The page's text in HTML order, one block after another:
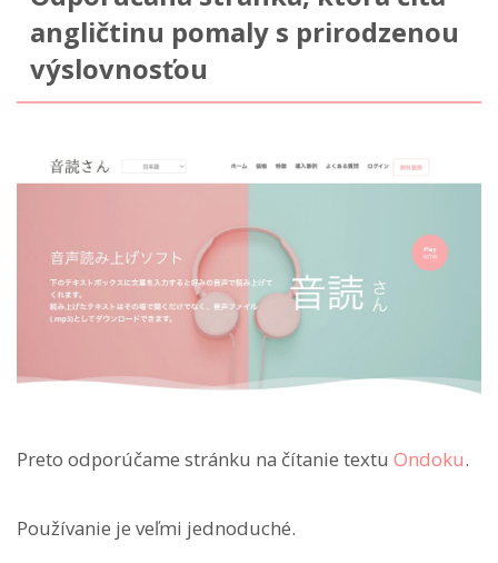
angličtinu pomaly s prirodzenou
výslovnosťou
Preto odporúčame stránku na čítanie textu Ondoku.
Používanie je veľmi jednoduché.